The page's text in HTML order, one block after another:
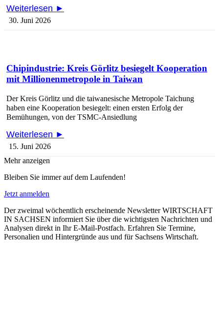
Weiterlesen ►
30. Juni 2026
Chipindustrie: Kreis Görlitz besiegelt Kooperation
mit Millionenmetropole in Taiwan
Der Kreis Görlitz und die taiwanesische Metropole Taichung
haben eine Kooperation besiegelt: einen ersten Erfolg der
Bemühungen, von der TSMC-Ansiedlung
Weiterlesen ►
15. Juni 2026
Mehr anzeigen
Bleiben Sie immer auf dem Laufenden!
Jetzt anmelden
Der zweimal wöchentlich erscheinende Newsletter WIRTSCHAFT
IN SACHSEN informiert Sie über die wichtigsten Nachrichten und
Analysen direkt in Ihr E-Mail-Postfach. Erfahren Sie Termine,
Personalien und Hintergründe aus und für Sachsens Wirtschaft.